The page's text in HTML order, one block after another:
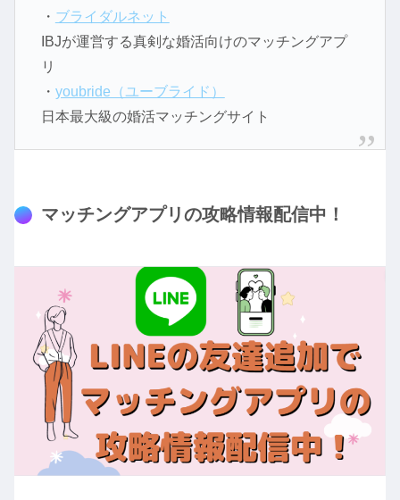
・ ブライダルネット
IBJが運営する真剣な婚活向けのマッチングアプ
リ
・ youbride（ユーブライド）
日本最大級の婚活マッチングサイト
マッチングアプリの攻略情報配信中！